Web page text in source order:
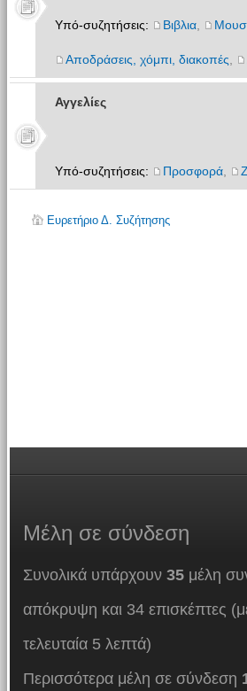
Υπό-συζητήσεις: Βιβλια,
Αποδράσεις, χόμπι, διακοπές
Αγγελίες
Υπό-συζητήσεις: Προσφορά,
Ευρετήριο Δ. Συζήτησης
Μέλη σε σύνδεση
Συνολικά υπάρχουν 35μέλη
απόκρυψη και 34 επισκέπτες
τελευταία 5 λεπτά)
Περισσότερα μέλη σε σύνδεση